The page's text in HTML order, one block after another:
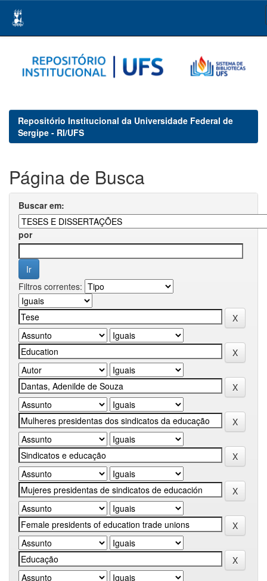
navigation
Repositório Institucional da Universidade Federal de
Sergipe - RI/UFS
Página de Busca
Buscar em:
por
Filtros correntes: